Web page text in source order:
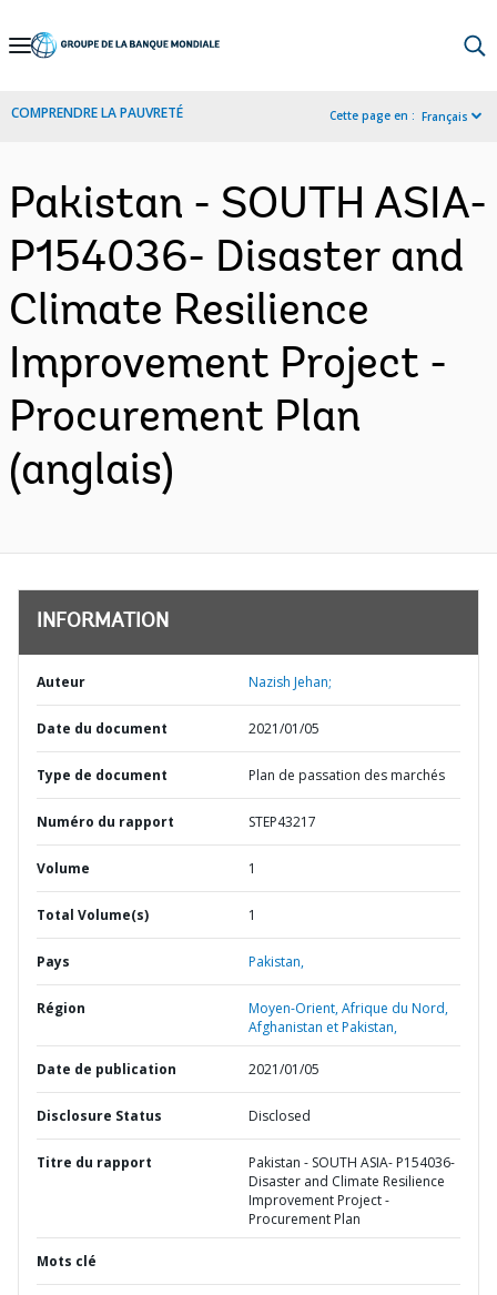
Skip
Navigation
COMPRENDRE LA PAUVRETÉ Cette page en : Français
Pakistan - SOUTH ASIA-
P154036- Disaster and
Climate Resilience
Improvement Project -
Procurement Plan
(anglais)
INFORMATION
Auteur Nazish Jehan;
Date du document 2021/01/05
Type de document Plan de passation des marchés
Numéro du rapport STEP43217
Volume 1
Total Volume(s) 1
Pays Pakistan,
Région
Moyen-Orient, Afrique du Nord,
Afghanistan et Pakistan,
Date de publication 2021/01/05
Disclosure Status Disclosed
Titre du rapport
Pakistan - SOUTH ASIA- P154036-
Disaster and Climate Resilience
Improvement Project -
Procurement Plan
Mots clé